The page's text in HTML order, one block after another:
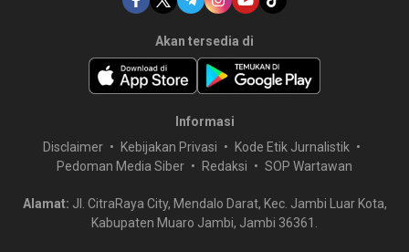
Akan tersedia di
Informasi
Disclaimer
Kebijakan Privasi
Kode Etik Jurnalistik
Pedoman Media Siber
Redaksi SOP Wartawan
Alamat: Jl. CitraRaya City, Mendalo Darat, Kec. Jambi Luar Kota,
Kabupaten Muaro Jambi, Jambi 36361.